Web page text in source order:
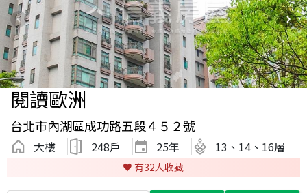
閱讀歐洲
台北市內湖區成功路五段４５２號
大樓 248戶 25年 13、14、16層
♥️ 有32人收藏